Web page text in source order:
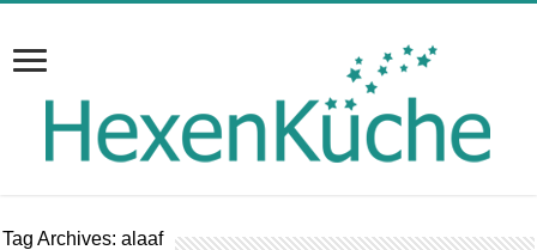
Tag Archives:alaaf